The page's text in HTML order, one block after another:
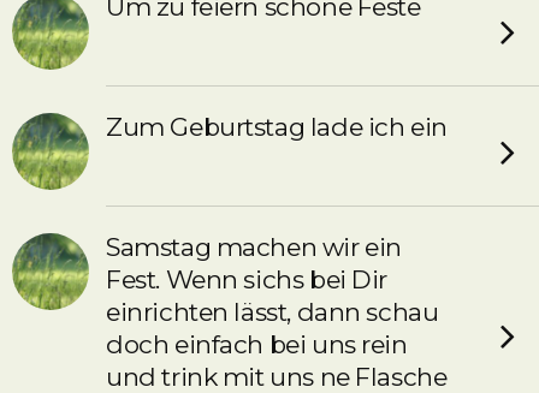
Um zu feiern schöne Feste
Zum Geburtstag lade ich ein
Samstag machen wir ein
Fest. Wenn sichs bei Dir
einrichten lässt, dann schau
doch einfach bei uns rein
und trink mit uns ne Flasche